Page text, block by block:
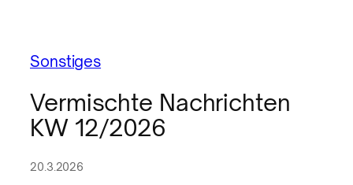
Sonstiges
Vermischte Nachrichten
KW 12/2026
20.3.2026